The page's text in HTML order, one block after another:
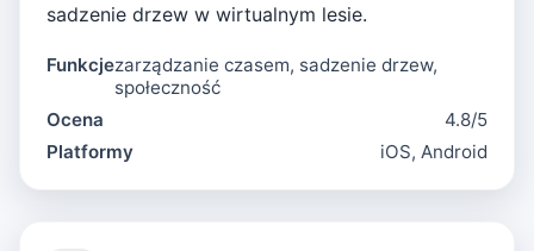
sadzenie drzew w wirtualnym lesie.
Funkcjezarządzanie czasem, sadzenie drzew,
społeczność
Ocena
4.8/5
Platformy
iOS, Android